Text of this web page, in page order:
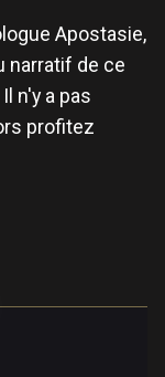
Apostasie,
narratif de ce
n'y a pas
profitez